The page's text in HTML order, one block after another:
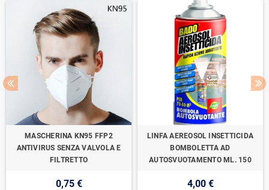
MASCHERINA KN95 FFP2
ANTIVIRUS SENZA VALVOLA E
FILTRETTO
0,75 €
LINFA AEREOSOL INSETTICIDA
BOMBOLETTA AD
AUTOSVUOTAMENTO ML. 150
4,00 €